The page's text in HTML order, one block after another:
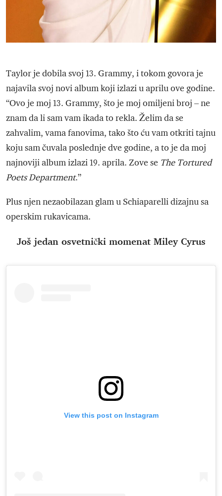
Taylor je dobila svoj 13. Grammy, i tokom govora je
najavila svoj novi album koji izlazi u aprilu ove godine.
“Ovo je moj 13. Grammy, što je moj omiljeni broj – ne
znam da li sam vam ikada to rekla. Želim da se
zahvalim, vama fanovima, tako što ću vam otkriti tajnu
koju sam čuvala poslednje dve godine, a to je da moj
najnoviji album izlazi 19. aprila. Zove se The Tortured
Poets Department.”
Plus njen nezaobilazan glam u Schiaparelli dizajnu sa
operskim rukavicama.
Još jedan osvetnički momenat Miley Cyrus
View this post on Instagram